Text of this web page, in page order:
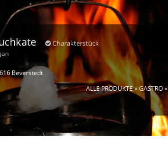
Charakterstück
Beverstedt
ALLE PRODUKTE»GASTRO»